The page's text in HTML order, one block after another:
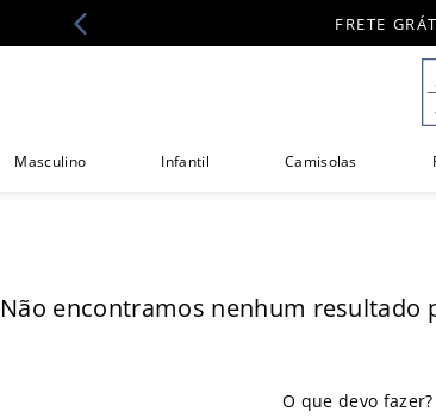
FRETE
Masculino Infantil Camisolas
Não encontramos nenhum resultado